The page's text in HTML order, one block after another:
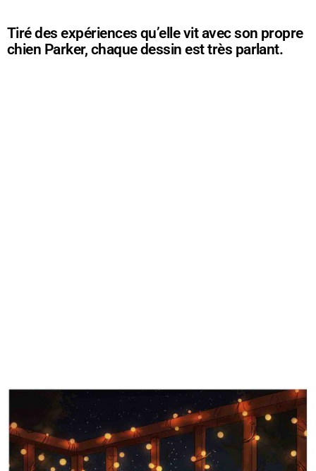
Tiré des expériences qu’elle vit avec son propre
chien Parker, chaque dessin est très parlant.